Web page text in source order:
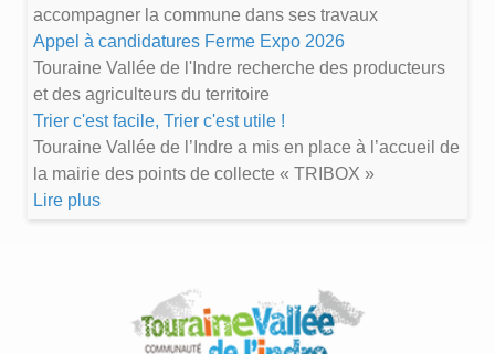
accompagner la commune dans ses travaux
Appel à candidatures Ferme Expo 2026
Touraine Vallée de l'Indre recherche des producteurs
et des agriculteurs du territoire
Trier c'est facile, Trier c'est utile !
Touraine Vallée de l’Indre a mis en place à l’accueil de
la mairie des points de collecte « TRIBOX »
Lire plus